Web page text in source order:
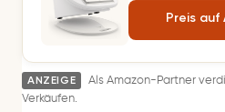
Verschieben
Preis auf
ANZEIGE
Als Amazon-Partner
Verkäufen.